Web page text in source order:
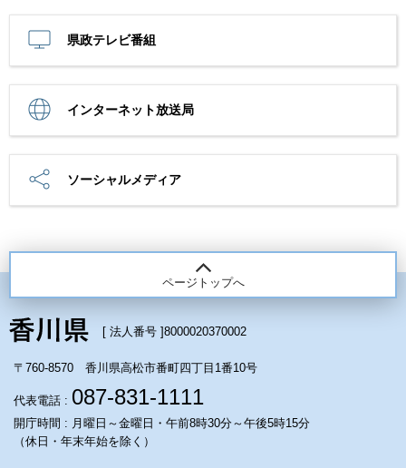
県政テレビ番組
インターネット放送局
ソーシャルメディア
ページトップへ
[ 法人番号 ]8000020370002
〒760-8570 香川県高松市番町四丁目1番10号
代表電話 : 087-831-1111
開庁時間 : 月曜日～金曜日・午前8時30分～午後5時15分
（休日・年末年始を除く）